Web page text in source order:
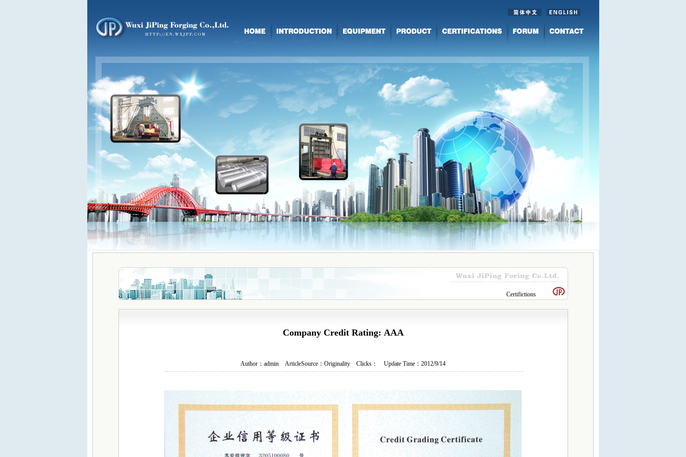
Certifictions
Company Credit Rating: AAA
Author： admin ArticleSource： Originality Clicks： Update Time：2012/9/14